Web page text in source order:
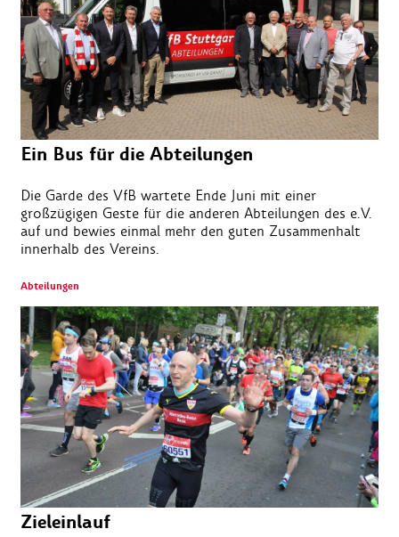
Ein Bus für die Abteilungen
Die Garde des VfB wartete Ende Juni mit einer
großzügigen Geste für die anderen Abteilungen des e.V.
auf und bewies einmal mehr den guten Zusammenhalt
innerhalb des Vereins.
Abteilungen
Zieleinlauf